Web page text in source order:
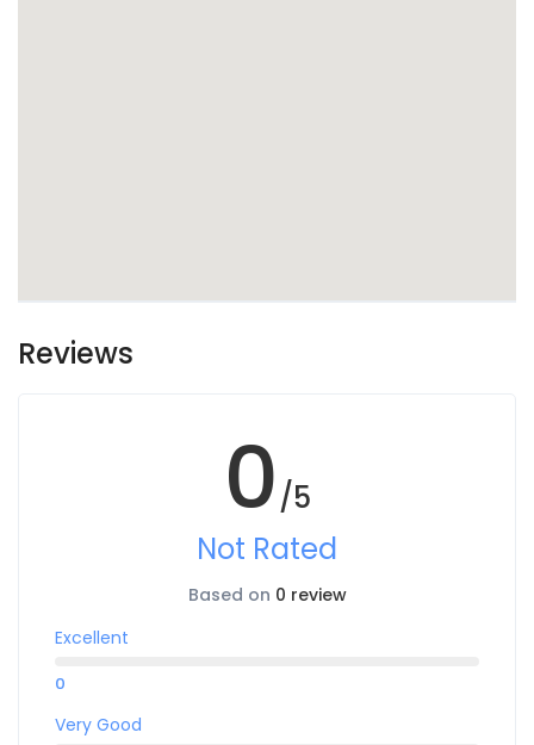
Reviews
0/5
Not Rated
Based on 0 review
Excellent
0
Very Good